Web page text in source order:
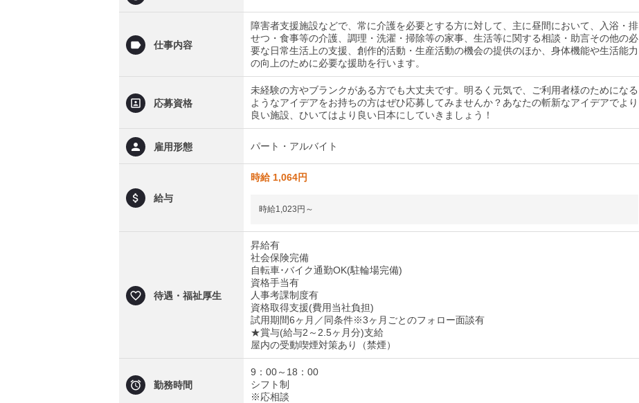
仕事内容
障害者支援施設などで、常に介護を必要とする方に対して、主に昼間において、入浴・排
せつ・食事等の介護、調理・洗濯・掃除等の家事、生活等に関する相談・助言その他の必
要な日常生活上の支援、創作的活動・生産活動の機会の提供のほか、身体機能や生活能力
の向上のために必要な援助を行います。
応募資格
未経験の方やブランクがある方でも大丈夫です。明るく元気で、ご利用者様のためになる
ようなアイデアをお持ちの方はぜひ応募してみませんか？あなたの斬新なアイデアでより
良い施設、ひいてはより良い日本にしていきましょう！
雇用形態 パート・アルバイト
給与
時給 1,064円
時給1,023円～
待遇・福祉厚生
昇給有
社会保険完備
自転車･バイク通勤OK(駐輪場完備)
資格手当有
人事考課制度有
資格取得支援(費用当社負担)
試用期間6ヶ月／同条件※3ヶ月ごとのフォロー面談有
★賞与(給与2～2.5ヶ月分)支給
屋内の受動喫煙対策あり（禁煙）
勤務時間
9：00～18：00
シフト制
※応相談